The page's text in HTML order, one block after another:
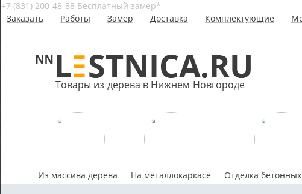
+7 (831) 200-48-88 Бесплатный замер*
Товары из дерева в Нижнем Новгороде
Заказать Работы Замер Доставка Комплектующие
Из массива дерева На металлокаркасе Отделка